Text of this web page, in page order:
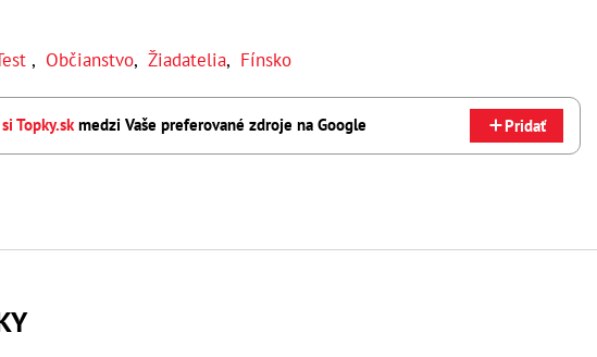
, Občianstvo, Žiadatelia, Fínsko
Topky.skmedzi Vaše preferované zdroje na Google Pridať